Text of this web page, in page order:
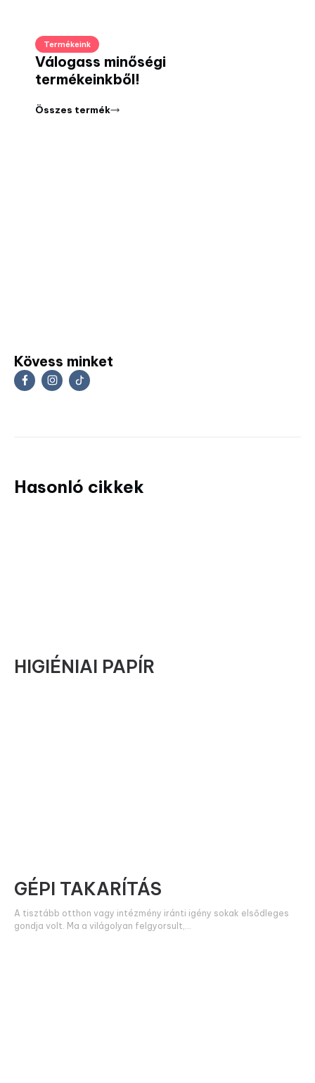
Termékeink
Válogass minőségi
termékeinkből!
Összes termék
Kövess minket
Hasonló cikkek
HIGIÉNIAI PAPÍR
GÉPI TAKARÍTÁS
A tisztább otthon vagy intézmény iránti igény sokak elsődleges
gondja volt. Ma a világolyan felgyorsult,